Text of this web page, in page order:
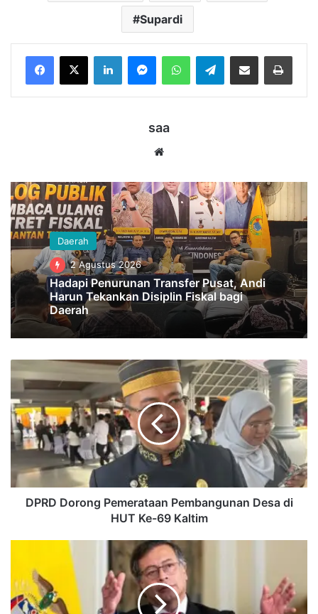
Supardi
LinkedInMessengerWhatsAppTelegramBagikan melalui Email Cetak
saa
Daerah
2 Agustus 2026
Hadapi Penurunan Transfer Pusat, Andi
Harun Tekankan Disiplin Fiskal bagi
Daerah
Dorong
Pemerataan
Pembangunan
Desa
di
Ke-
69
KaltimDPRD Dorong Pemerataan Pembangunan Desa di
HUT Ke-69 Kaltim
Perintahkan
Pasukan
Siaga